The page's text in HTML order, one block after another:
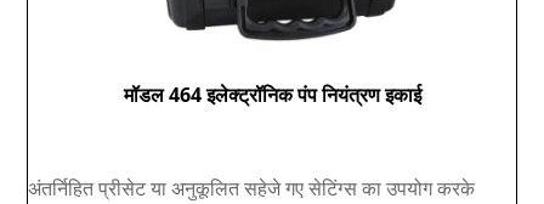
मॉडल 464 इलेक्ट्रॉनिक पंप नियंत्रण इकाई
अंतर्निहित प्रीसेट या अनुकूलित सहेजे गए सेटिंग्स का उपयोग करके